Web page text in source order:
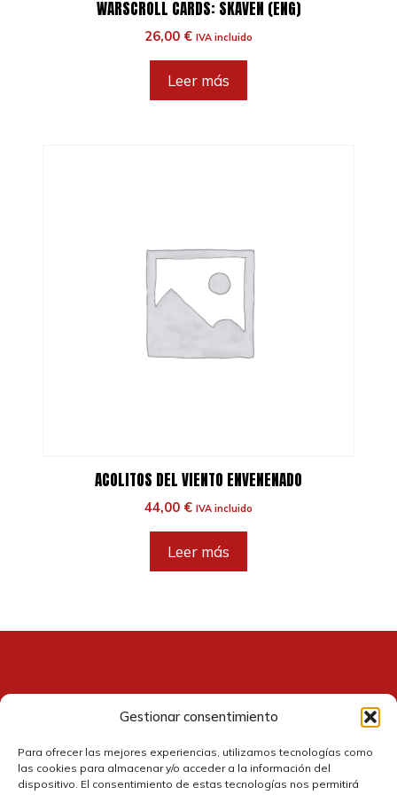
Gestionar consentimiento
Para ofrecer las mejores experiencias, utilizamos tecnologías como
las cookies para almacenar y/o acceder a la información del
dispositivo. El consentimiento de estas tecnologías nos permitirá
WARSCROLL CARDS: SKAVEN (ENG)
26,00 € IVA incluido
Leer más
ACOLITOS DEL VIENTO ENVENENADO
44,00 € IVA incluido
Leer más
Contacto